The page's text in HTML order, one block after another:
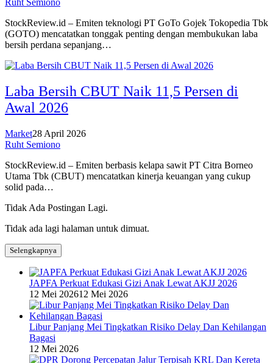
Ruht Semiono
StockReview.id – Emiten teknologi PT GoTo Gojek Tokopedia Tbk
(GOTO) mencatatkan tonggak penting dengan membukukan laba
bersih perdana sepanjang…
Laba Bersih CBUT Naik 11,5 Persen di
Awal 2026
Market28 April 2026
Ruht Semiono
StockReview.id – Emiten berbasis kelapa sawit PT Citra Borneo
Utama Tbk (CBUT) mencatatkan kinerja keuangan yang cukup
solid pada…
Tidak Ada Postingan Lagi.
Tidak ada lagi halaman untuk dimuat.
Selengkapnya
JAPFA Perkuat Edukasi Gizi Anak Lewat AKJJ 2026
12 Mei 202612 Mei 2026
Libur Panjang Mei Tingkatkan Risiko Delay Dan Kehilangan
Bagasi
12 Mei 2026